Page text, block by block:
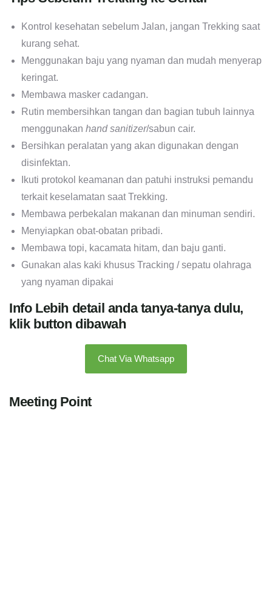
Kontrol kesehatan sebelum Jalan, jangan Trekking saat
kurang sehat.
Menggunakan baju yang nyaman dan mudah menyerap
keringat.
Membawa masker cadangan.
Rutin membersihkan tangan dan bagian tubuh lainnya
menggunakan hand sanitizer/sabun cair.
Bersihkan peralatan yang akan digunakan dengan
disinfektan.
Ikuti protokol keamanan dan patuhi instruksi pemandu
terkait keselamatan saat Trekking.
Membawa perbekalan makanan dan minuman sendiri.
Menyiapkan obat-obatan pribadi.
Membawa topi, kacamata hitam, dan baju ganti.
Gunakan alas kaki khusus Tracking / sepatu olahraga
yang nyaman dipakai
Info Lebih detail anda tanya-tanya dulu,
klik button dibawah
Chat Via Whatsapp
Meeting Point